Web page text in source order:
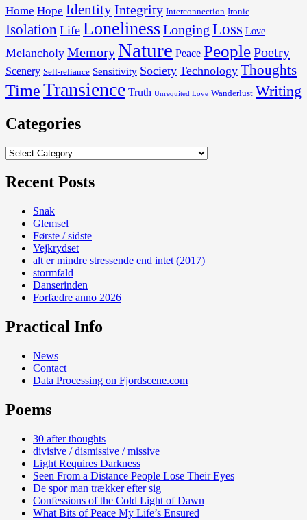
Home Hope IdentityIntegrity Interconnection Ironic
Isolation Life LonelinessLonging Loss Love
Melancholy MemoryNature Peace PeoplePoetry
Scenery Self-reliance Sensitivity Society Technology Thoughts
TimeTransience Truth Unrequited Love Wanderlust Writing
Categories
Categories
Recent Posts
Snak
Glemsel
Første / sidste
Vejkrydset
alt er mindre stressende end intet (2017)
stormfald
Danserinden
Forfædre anno 2026
Practical Info
News
Contact
Data Processing on Fjordscene.com
Poems
30 after thoughts
divisive / dismissive / missive
Light Requires Darkness
Seen From a Distance People Lose Their Eyes
De spor man trækker efter sig
Confessions of the Cold Light of Dawn
What Bits of Peace My Life’s Ensured